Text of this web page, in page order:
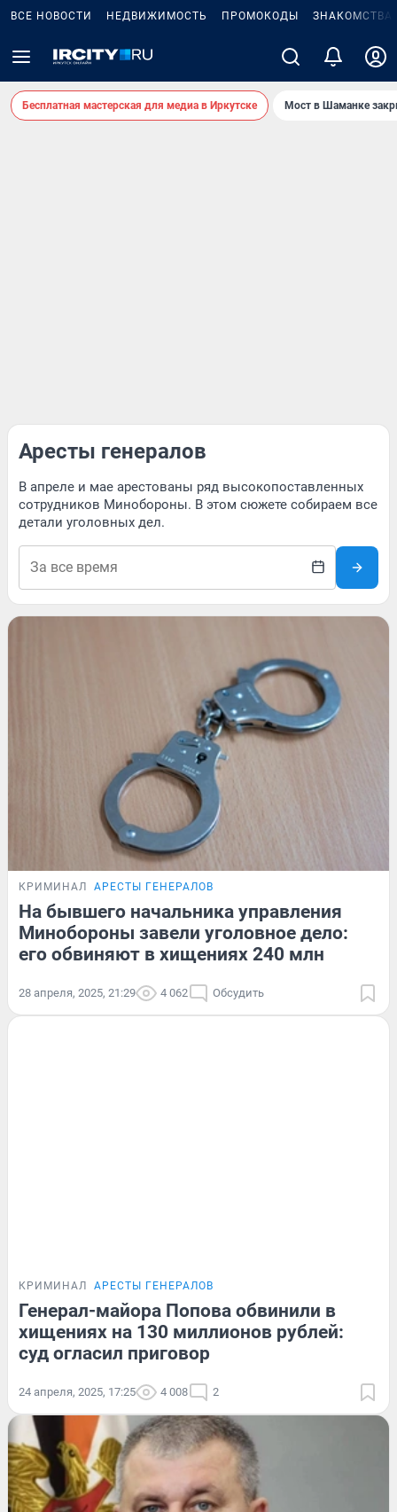
ВСЕ НОВОСТИ НЕДВИЖИМОСТЬ ПРОМОКОДЫ ЗНАКОМСТВА
Бесплатная мастерская для медиа в Иркутске Мост в Шаманке
Аресты генералов
В апреле и мае арестованы ряд высокопоставленных
сотрудников Минобороны. В этом сюжете собираем все
детали уголовных дел.
КРИМИНАЛ АРЕСТЫ ГЕНЕРАЛОВ
На бывшего начальника управления
Минобороны завели уголовное дело:
его обвиняют в хищениях 240 млн
28 апреля, 2025, 21:29 4 062 Обсудить
КРИМИНАЛ АРЕСТЫ ГЕНЕРАЛОВ
Генерал-майора Попова обвинили в
хищениях на 130 миллионов рублей:
суд огласил приговор
24 апреля, 2025, 17:25 4 008 2